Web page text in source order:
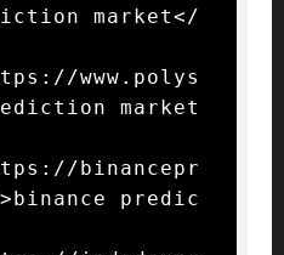
market</
www.polys
market
binancepr
predic